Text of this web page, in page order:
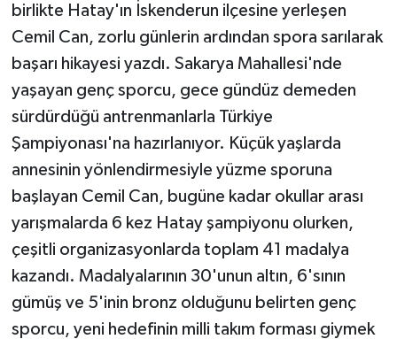
birlikte Hatay'ın İskenderun ilçesine yerleşen
Cemil Can, zorlu günlerin ardından spora sarılarak
başarı hikayesi yazdı. Sakarya Mahallesi'nde
yaşayan genç sporcu, gece gündüz demeden
sürdürdüğü antrenmanlarla Türkiye
Şampiyonası'na hazırlanıyor. Küçük yaşlarda
annesinin yönlendirmesiyle yüzme sporuna
başlayan Cemil Can, bugüne kadar okullar arası
yarışmalarda 6 kez Hatay şampiyonu olurken,
çeşitli organizasyonlarda toplam 41 madalya
kazandı. Madalyalarının 30'unun altın, 6'sının
gümüş ve 5'inin bronz olduğunu belirten genç
sporcu, yeni hedefinin milli takım forması giymek